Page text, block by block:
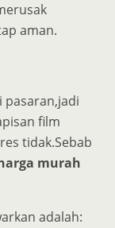
aman.
pasaran,jadi
film
tidak.Sebab
murah
adalah: